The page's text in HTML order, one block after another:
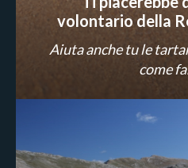
volontario della
Aiuta anche tu le
come